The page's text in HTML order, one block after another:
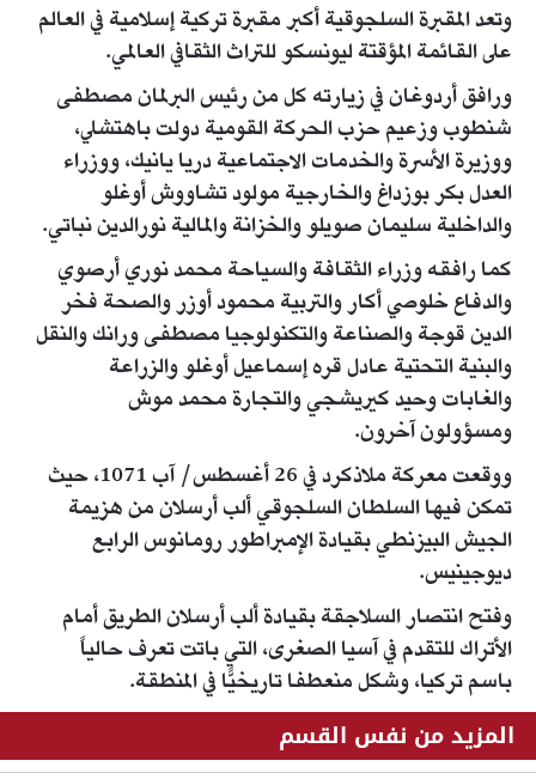
وتعد المقبرة السلجوقية أكبر مقبرة تركية إسلامية في العالم
على القائمة المؤقتة ليونسكو للتراث الثقافي العالمي.
ورافق أردوغان في زيارته كل من رئيس البرلمان مصطفى
شنطوب وزعيم حزب الحركة القومية دولت باهتشلي،
ووزيرة الأسرة والخدمات الاجتماعية دريا يانيك، ووزراء
العدل بكر بوزداغ والخارجية مولود تشاووش أوغلو
والداخلية سليمان صويلو والخزانة والمالية نورالدين نباتي.
كما رافقه وزراء الثقافة والسياحة محمد نوري أرصوي
والدفاع خلوصي أكار والتربية محمود أوزر والصحة فخر
الدين قوجة والصناعة والتكنولوجيا مصطفى ورانك والنقل
والبنية التحتية عادل قره إسماعيل أوغلو والزراعة
والغابات وحيد كيريشجي والتجارة محمد موش
ومسؤولون آخرون.
ووقعت معركة ملاذكرد في 26 أغسطس/ آب 1071، حيث
تمكن فيها السلطان السلجوقي ألب أرسلان من هزيمة
الجيش البيزنطي بقيادة الإمبراطور رومانوس الرابع
ديوجينيس.
وفتح انتصار السلاجقة بقيادة ألب أرسلان الطريق أمام
الأتراك للتقدم في آسيا الصغرى، التي باتت تعرف حالياً
باسم تركيا، وشكل منعطفا تاريخيًّا في المنطقة.
المزيد من نفس القسم